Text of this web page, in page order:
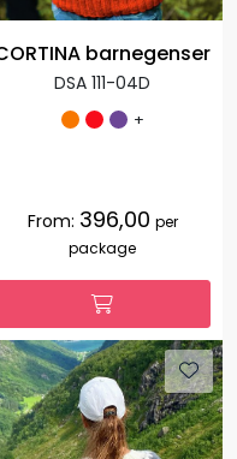
barnegenser
DSA 111-04D
+
From: 396,00 per
package